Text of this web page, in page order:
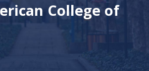
College of